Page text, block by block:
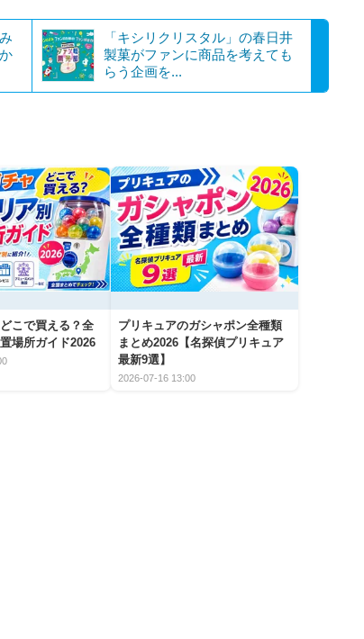
「キシリクリスタル」の春日井
製菓がファンに商品を考えても
らう企画を...
こで買える？全
場所ガイド2026
プリキュアのガシャポン全種類
まとめ2026【名探偵プリキュア
最新9選】
2026-07-16 13:00